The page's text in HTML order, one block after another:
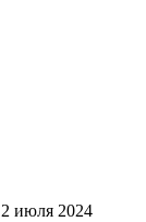
2 июля 2024